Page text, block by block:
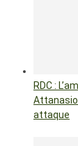
RDC :
Attanasio
attaque